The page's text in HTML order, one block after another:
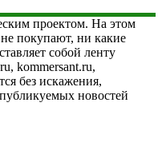
проектом. На этом
покупают, ни какие
собой ленту
kommersant.ru,
без искажения,
публикуемых новостей